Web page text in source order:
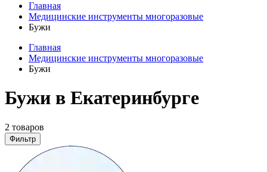
Главная
Медицинские инструменты многоразовые
Бужи
Главная
Медицинские инструменты многоразовые
Бужи
Бужи в Екатеринбурге
2 товаров
Фильтр